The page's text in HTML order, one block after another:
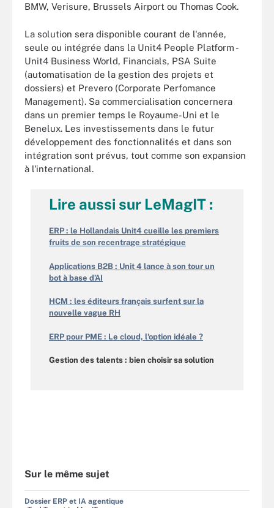
BMW, Verisure, Brussels Airport ou Thomas Cook.
La solution sera disponible courant de l'année,
seule ou intégrée dans la Unit4 People Platform -
Unit4 Business World, Financials, PSA Suite
(automatisation de la gestion des projets et
dossiers) et Prevero (Corporate Perfomance
Management). Sa commercialisation concernera
dans un premier temps le Royaume-Uni et le
Benelux. Les investissements dans le futur
développement des fonctionnalités et dans son
intégration sont prévus, tout comme son expansion
à l'international.
Lire aussi sur LeMagIT :
ERP : le Hollandais Unit4 cueille les premiers
fruits de son recentrage stratégique
Applications B2B : Unit 4 lance à son tour un
bot à base d’AI
HCM : les éditeurs français surfent sur la
nouvelle vague RH
ERP pour PME : Le cloud, l'option idéale ?
Gestion des talents : bien choisir sa solution
Sur le même sujet
Dossier ERP et IA agentique